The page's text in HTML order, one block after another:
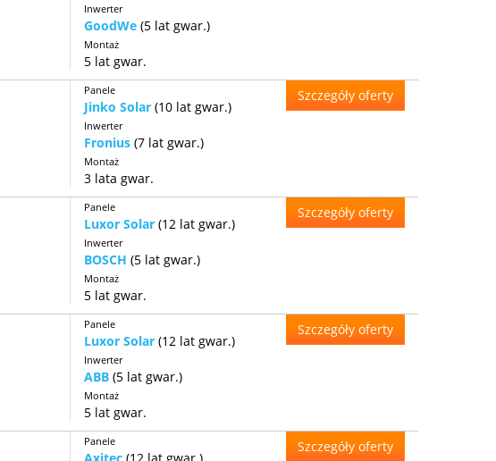
Inwerter
GoodWe (5 lat gwar.)
Montaż
5 lat gwar.
Panele
Jinko Solar (10 lat gwar.)
Inwerter
Fronius (7 lat gwar.)
Montaż
3 lata gwar.
Szczegóły oferty
Panele
Luxor Solar (12 lat gwar.)
Inwerter
BOSCH (5 lat gwar.)
Montaż
5 lat gwar.
Szczegóły oferty
Panele
Luxor Solar (12 lat gwar.)
Inwerter
ABB (5 lat gwar.)
Montaż
5 lat gwar.
Szczegóły oferty
Panele Szczegóły oferty